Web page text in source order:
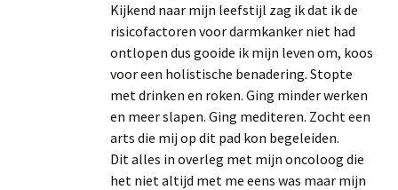
Kijkend naar mijn leefstijl zag ik dat ik de
risicofactoren voor darmkanker niet had
ontlopen dus gooide ik mijn leven om, koos
voor een holistische benadering. Stopte
met drinken en roken. Ging minder werken
en meer slapen. Ging mediteren. Zocht een
arts die mij op dit pad kon begeleiden.
Dit alles in overleg met mijn oncoloog die
het niet altijd met me eens was maar mijn